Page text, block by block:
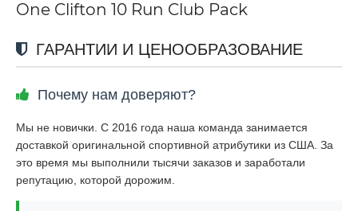
One Clifton 10 Run Club Pack
ГАРАНТИИ И ЦЕНООБРАЗОВАНИЕ
Почему нам доверяют?
Мы не новички. С 2016 года наша команда занимается
доставкой оригинальной спортивной атрибутики из США. За
это время мы выполнили тысячи заказов и заработали
репутацию, которой дорожим.